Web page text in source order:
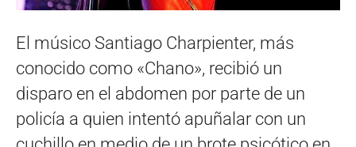
El músico Santiago Charpienter, más
conocido como «Chano», recibió un
disparo en el abdomen por parte de un
policía a quien intentó apuñalar con un